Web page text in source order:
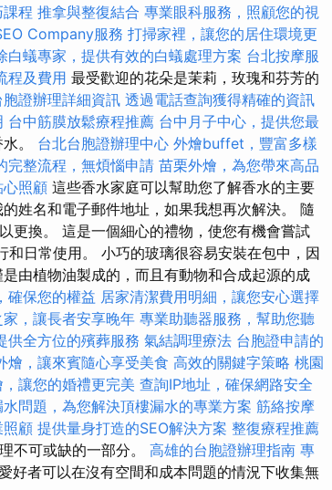
程 推拿與整復結合 專業眼科服務，照顧您的視
Company服務 打掃家裡，讓您的居住環境更
白蟻專家，提供有效的白蟻處理方案 台北按摩服
程及費用 最受歡迎的花朵是茉莉，玫瑰和芬芳的
胞證辦理詳細資訊 透過電話查詢獲得精確的資訊
台中筋膜放鬆療程推薦 台中月子中心，提供您最
。 台北台胞證辦理中心 外燴buffet，豐富多樣
完整流程，無煩惱申請 苗栗外燴，為您帶來高品
照顧 這些香水家庭可以幫助您了解香水的主要
姓名和電子郵件地址，如果我想再次解決。 隨
更換。 這是一個細心的禮物，使您有機會嘗試
日常使用。 小巧的玻璃很容易安裝在包中，因
由植物油製成的，而且有動物和合成起源的成
確保您的權益 居家清潔費用明細，讓您安心選擇
，讓長者安享晚年 專業助聽器服務，幫助您聽
供全方位的殯葬服務 氣結調理療法 台胞證申請的
燴，讓來賓隨心享受美食 高效的關鍵字策略 桃園
讓您的婚禮更完美 查詢IP地址，確保網路安全
問題，為您解決頂樓漏水的專業方案 筋絡按摩
照顧 提供量身打造的SEO解決方案 整復療程推薦
不可或缺的一部分。 高雄的台胞證辦理指南 專
好者可以在沒有空間和成本問題的情況下收集無